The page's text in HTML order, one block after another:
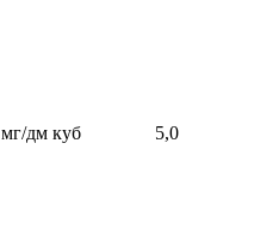
мг/дм куб 5,0